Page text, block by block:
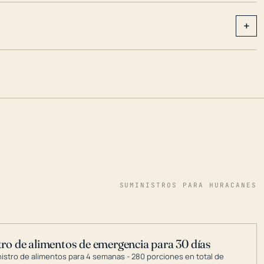
+
SUMINISTROS PARA HURACANES
de alimentos de emergencia para 30 días
de alimentos para 4 semanas - 280 porciones en total de